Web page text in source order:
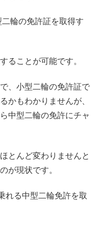
輪の免許証を取得す
ることが可能です。
、小型二輪の免許証で
かもわかりませんが、
中型二輪の免許にチャ
とんど変わりませんと
が現状です。
れる中型二輪免許を取